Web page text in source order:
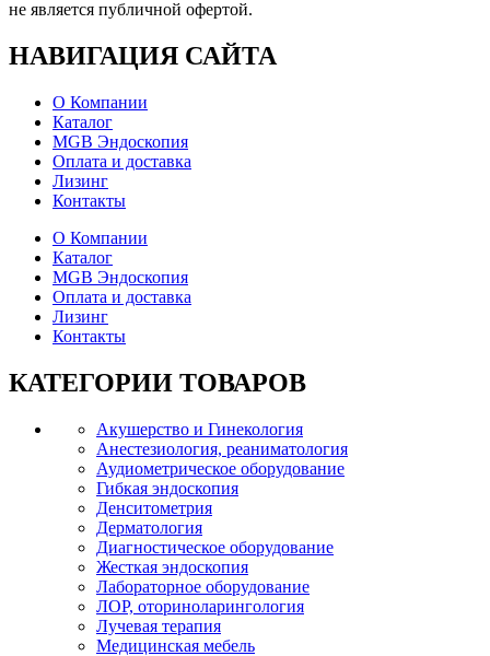
не является публичной офертой.
НАВИГАЦИЯ САЙТА
О Компании
Каталог
MGB Эндоскопия
Оплата и доставка
Лизинг
Контакты
О Компании
Каталог
MGB Эндоскопия
Оплата и доставка
Лизинг
Контакты
КАТЕГОРИИ ТОВАРОВ
Акушерство и Гинекология
Анестезиология, реаниматология
Аудиометрическое оборудование
Гибкая эндоскопия
Денситометрия
Дерматология
Диагностическое оборудование
Жесткая эндоскопия
Лабораторное оборудование
ЛОР, оториноларингология
Лучевая терапия
Медицинская мебель